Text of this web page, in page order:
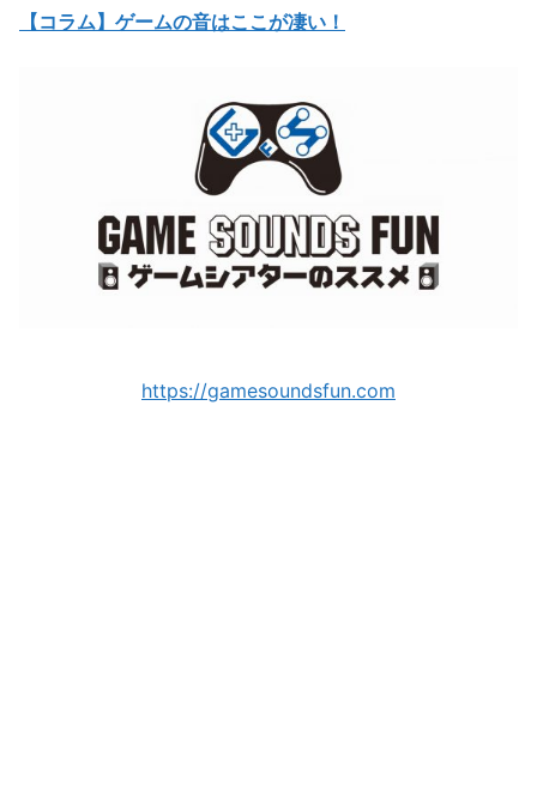
【コラム】ゲームの音はここが凄い！
https://gamesoundsfun.com